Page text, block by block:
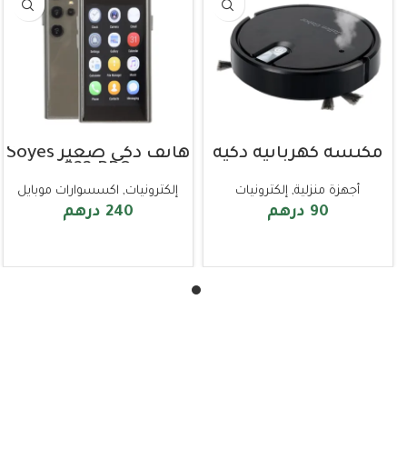
مكنسة كهربائية ذكية
أجهزة منزلية, إلكترونيات
90 درهم
هاتف ذكي صغير Soyes
إلكترونيات, اكسسوارات موبايل
240 درهم